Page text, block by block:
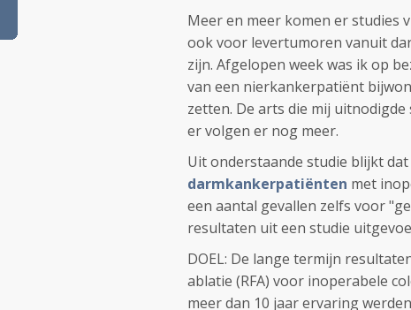
Meer en meer komen er studies
ook voor levertumoren vanuit
zijn. Afgelopen week was ik op
van een nierkankerpatiënt
zetten. De arts die mij
er volgen er nog meer.
Uit onderstaande studie blijkt
darmkankerpatiënten met
een aantal gevallen zelfs voor
resultaten uit een studie
DOEL: De lange termijn
ablatie (RFA) voor inoperabele
meer dan 10 jaar ervaring